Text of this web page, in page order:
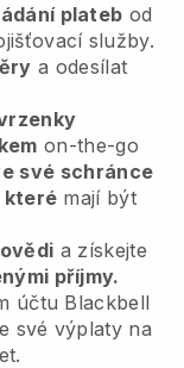
plateb od
služby.
a odesílat
on-the-go
své schránce
které mají být
a získejte
příjmy.
účtu Blackbell
své výplaty na